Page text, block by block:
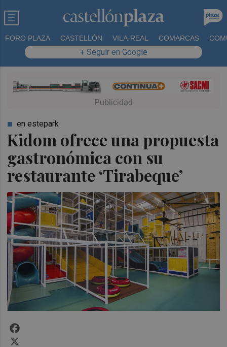
FORO PLAZA CASTELLÓN VILA-REAL COMARCAS
+ Seguir en Google
Kidom ofrece una propuesta
gastronómica con su
restaurante ‘Tirabeque’
en estepark